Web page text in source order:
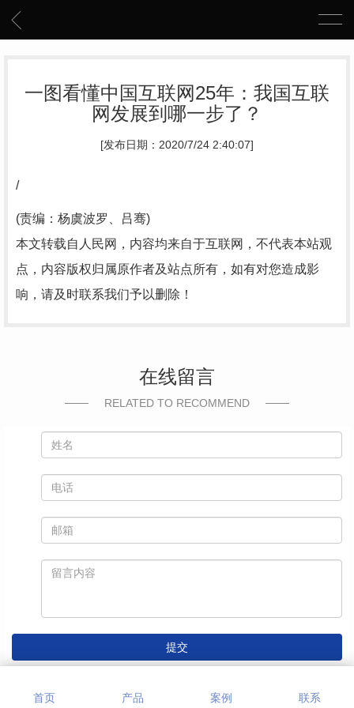
一图看懂中国互联网25年：我国互联
网发展到哪一步了？
[发布日期：2020/7/24 2:40:07]
/
(责编：杨虞波罗、吕骞)
本文转载自人民网，内容均来自于互联网，不代表本站观
点，内容版权归属原作者及站点所有，如有对您造成影
响，请及时联系我们予以删除！
在线留言
RELATED TO RECOMMEND
提交
首页 产品 案例 联系